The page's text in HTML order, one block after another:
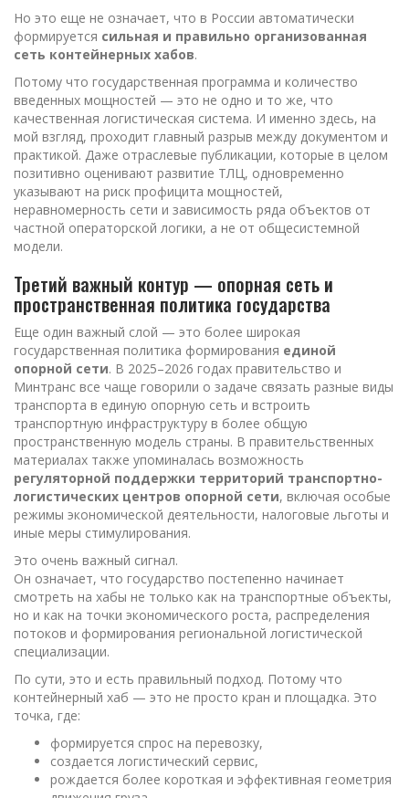
Но это еще не означает, что в России автоматически
формируется сильная и правильно организованная
сеть контейнерных хабов.
Потому что государственная программа и количество
введенных мощностей — это не одно и то же, что
качественная логистическая система. И именно здесь, на
мой взгляд, проходит главный разрыв между документом и
практикой. Даже отраслевые публикации, которые в целом
позитивно оценивают развитие ТЛЦ, одновременно
указывают на риск профицита мощностей,
неравномерность сети и зависимость ряда объектов от
частной операторской логики, а не от общесистемной
модели.
Третий важный контур — опорная сеть и
пространственная политика государства
Еще один важный слой — это более широкая
государственная политика формирования единой
опорной сети. В 2025–2026 годах правительство и
Минтранс все чаще говорили о задаче связать разные виды
транспорта в единую опорную сеть и встроить
транспортную инфраструктуру в более общую
пространственную модель страны. В правительственных
материалах также упоминалась возможность
регуляторной поддержки территорий транспортно-
логистических центров опорной сети, включая особые
режимы экономической деятельности, налоговые льготы и
иные меры стимулирования.
Это очень важный сигнал.
Он означает, что государство постепенно начинает
смотреть на хабы не только как на транспортные объекты,
но и как на точки экономического роста, распределения
потоков и формирования региональной логистической
специализации.
По сути, это и есть правильный подход. Потому что
контейнерный хаб — это не просто кран и площадка. Это
точка, где:
формируется спрос на перевозку,
создается логистический сервис,
рождается более короткая и эффективная геометрия